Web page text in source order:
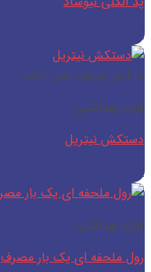
برای:
اطلاعات بیشتر
در انبار موجود نمی باشد
لوازم بهداشتی
دستکش نیتریل
اطلاعات بیشتر
لوازم بهداشتی
رول ملحفه ای یک بار مصرف